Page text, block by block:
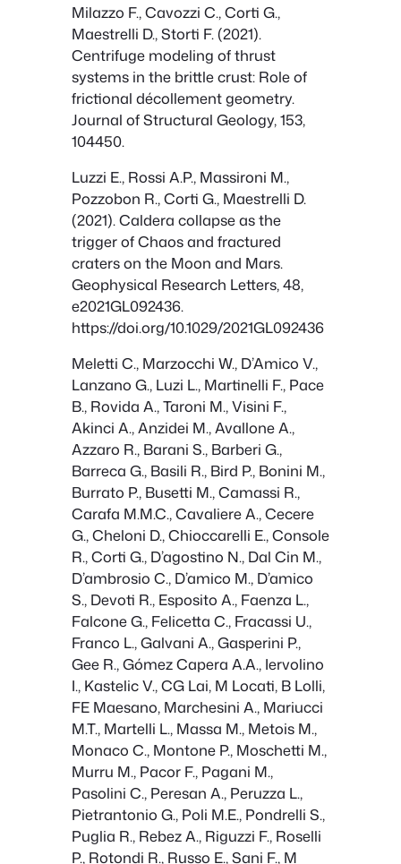
Milazzo F., Cavozzi C., Corti G.,
Maestrelli D., Storti F. (2021).
Centrifuge modeling of thrust
systems in the brittle crust: Role of
frictional décollement geometry.
Journal of Structural Geology, 153,
104450.
Luzzi E., Rossi A.P., Massironi M.,
Pozzobon R., Corti G., Maestrelli D.
(2021). Caldera collapse as the
trigger of Chaos and fractured
craters on the Moon and Mars.
Geophysical Research Letters, 48,
e2021GL092436.
https://doi.org/10.1029/2021GL092436
Meletti C., Marzocchi W., D’Amico V.,
Lanzano G., Luzi L., Martinelli F., Pace
B., Rovida A., Taroni M., Visini F.,
Akinci A., Anzidei M., Avallone A.,
Azzaro R., Barani S., Barberi G.,
Barreca G., Basili R., Bird P., Bonini M.,
Burrato P., Busetti M., Camassi R.,
Carafa M.M.C., Cavaliere A., Cecere
G., Cheloni D., Chioccarelli E., Console
R., Corti G., D’agostino N., Dal Cin M.,
D’ambrosio C., D’amico M., D’amico
S., Devoti R., Esposito A., Faenza L.,
Falcone G., Felicetta C., Fracassi U.,
Franco L., Galvani A., Gasperini P.,
Gee R., Gómez Capera A.A., Iervolino
I., Kastelic V., CG Lai, M Locati, B Lolli,
FE Maesano, Marchesini A., Mariucci
M.T., Martelli L., Massa M., Metois M.,
Monaco C., Montone P., Moschetti M.,
Murru M., Pacor F., Pagani M.,
Pasolini C., Peresan A., Peruzza L.,
Pietrantonio G., Poli M.E., Pondrelli S.,
Puglia R., Rebez A., Riguzzi F., Roselli
P., Rotondi R., Russo E., Sani F., M